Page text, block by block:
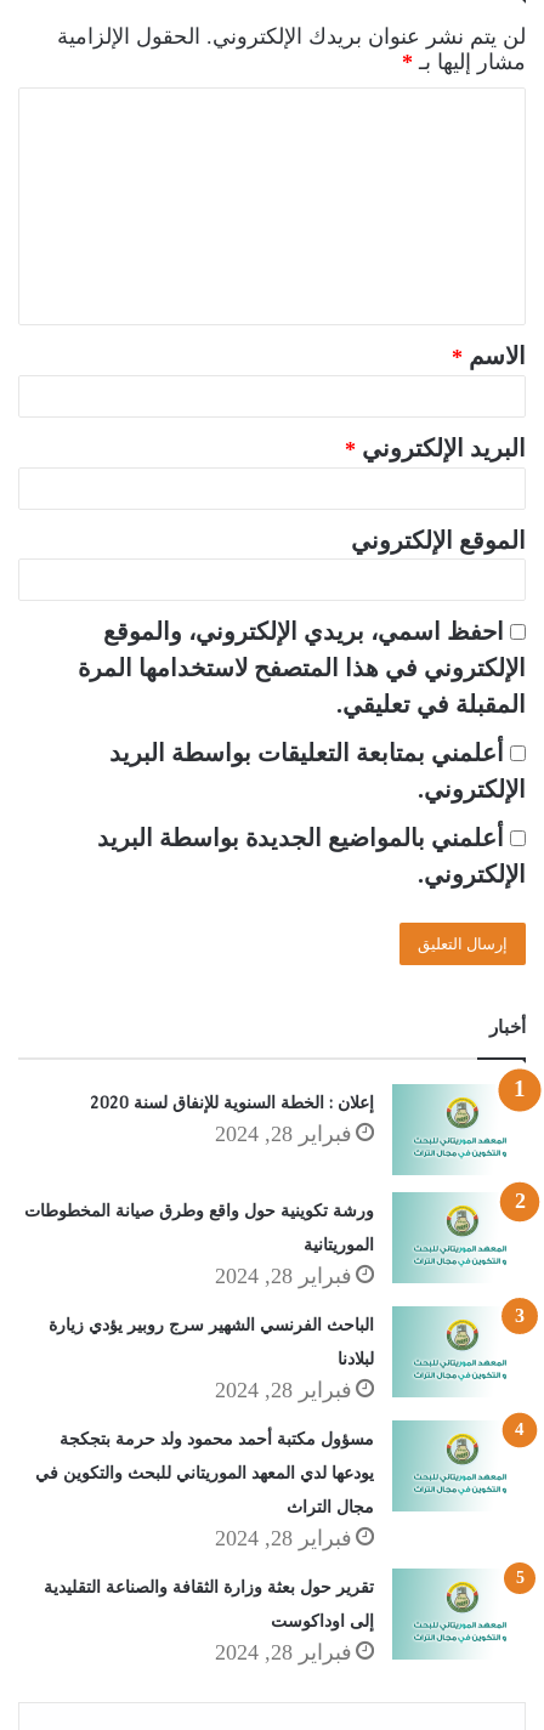
لن يتم نشر عنوان بريدك الإلكتروني. الحقول الإلزامية
مشار إليها بـ *
ق
*الاسم *
البريد الإلكتروني *
الموقع الإلكتروني
احفظ اسمي، بريدي الإلكتروني، والموقع
الإلكتروني في هذا المتصفح لاستخدامها المرة
المقبلة في تعليقي.
أعلمني بمتابعة التعليقات بواسطة البريد
الإلكتروني.
أعلمني بالمواضيع الجديدة بواسطة البريد
الإلكتروني.
أخبار
إعلان : الخطة السنوية للإنفاق لسنة 2020
فبراير 28, 2024
ورشة تكوينية حول واقع وطرق صيانة المخطوطات
الموريتانية
فبراير 28, 2024
الباحث الفرنسي الشهير سرج روبير يؤدي زيارة
لبلادنا
فبراير 28, 2024
مسؤول مكتبة أحمد محمود ولد حرمة بتجكجة
يودعها لدي المعهد الموريتاني للبحث والتكوين في
مجال التراث
فبراير 28, 2024
تقرير حول بعثة وزارة الثقافة والصناعة التقليدية
إلى اوداكوست
فبراير 28, 2024